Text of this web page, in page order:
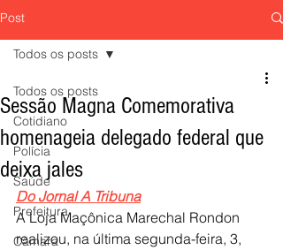
Post
Todos os posts
Cotidiano
Polícia
Saúde
Prefeitura
Câmara
Todos os posts
Sessão Magna Comemorativa
homenageia delegado federal que
deixa jales
Do Jornal A Tribuna
A Loja Maçônica Marechal Rondon
realizou, na última segunda-feira, 3,